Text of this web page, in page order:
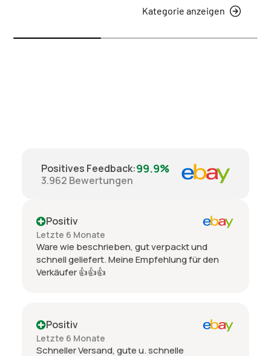
Kategorie anzeigen
Positives Feedback:99.9%
3.962 Bewertungen
Positiv
Letzte 6 Monate
Ware wie beschrieben, gut verpackt und
schnell geliefert. Meine Empfehlung für den
Verkäufer 👍👍👍
Positiv
Letzte 6 Monate
Schneller Versand, gute u. schnelle